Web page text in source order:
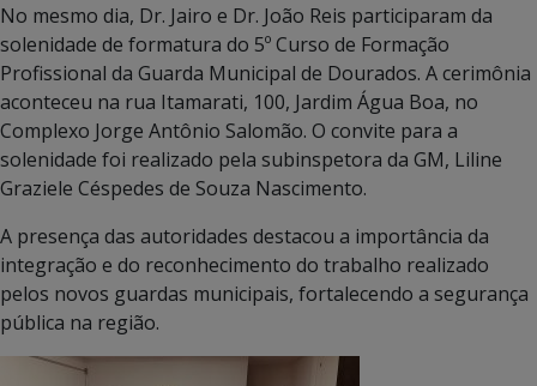
No mesmo dia, Dr. Jairo e Dr. João Reis participaram da
solenidade de formatura do 5º Curso de Formação
Profissional da Guarda Municipal de Dourados. A cerimônia
aconteceu na rua Itamarati, 100, Jardim Água Boa, no
Complexo Jorge Antônio Salomão. O convite para a
solenidade foi realizado pela subinspetora da GM, Liline
Graziele Céspedes de Souza Nascimento.
A presença das autoridades destacou a importância da
integração e do reconhecimento do trabalho realizado
pelos novos guardas municipais, fortalecendo a segurança
pública na região.